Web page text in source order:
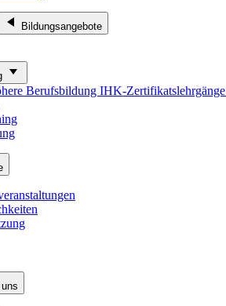
Bildungsangebote
Berufsbildung IHK-Zertifikatslehrgänge